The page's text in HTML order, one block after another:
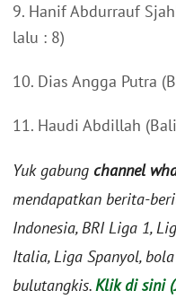
9. Hanif Abdurrauf
lalu : 8)
10. Dias Angga Putra
11. Haudi Abdillah
Yuk gabung channel
mendapatkan berita-
Indonesia, BRI Liga 1,
Italia, Liga Spanyol,
bulutangkis.Klik di sini